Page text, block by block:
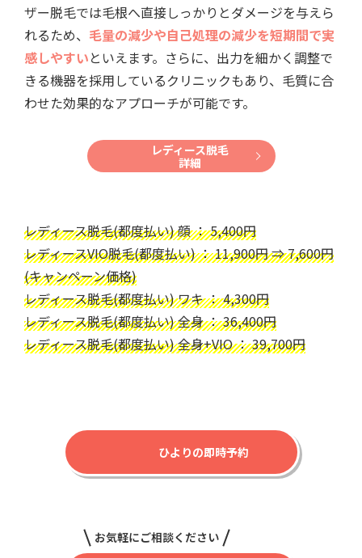
ザー脱毛では毛根へ直接しっかりとダメージを与えら
れるため、 毛量の減少や自己処理の減少を短期間で実
感しやすいといえます。さらに、出力を細かく調整で
きる機器を採用しているクリニックもあり、毛質に合
わせた効果的なアプローチが可能です。
レディース脱毛
詳細
レディース脱毛(都度払い) 顔 ： 5,400円
レディースVIO脱毛(都度払い) ： 11,900円 ⇒ 7,600円
(キャンペーン価格)
レディース脱毛(都度払い) ワキ ： 4,300円
レディース脱毛(都度払い) 全身 ： 36,400円
レディース脱毛(都度払い) 全身+VIO ： 39,700円
ひよりの即時予約
お気軽にご相談ください